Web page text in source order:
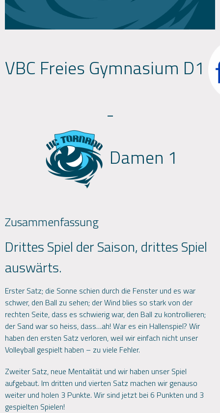
VBC Freies Gymnasium D1
-
Damen 1
Zusammenfassung
Drittes Spiel der Saison, drittes Spiel
auswärts.
Erster Satz; die Sonne schien durch die Fenster und es war
schwer, den Ball zu sehen; der Wind blies so stark von der
rechten Seite, dass es schwierig war, den Ball zu kontrollieren;
der Sand war so heiss, dass…ah! War es ein Hallenspiel? Wir
haben den ersten Satz verloren, weil wir einfach nicht unser
Volleyball gespielt haben – zu viele Fehler.
Zweiter Satz, neue Mentalität und wir haben unser Spiel
aufgebaut. Im dritten und vierten Satz machen wir genauso
weiter und holen 3 Punkte. Wir sind jetzt bei 6 Punkten und 3
gespielten Spielen!